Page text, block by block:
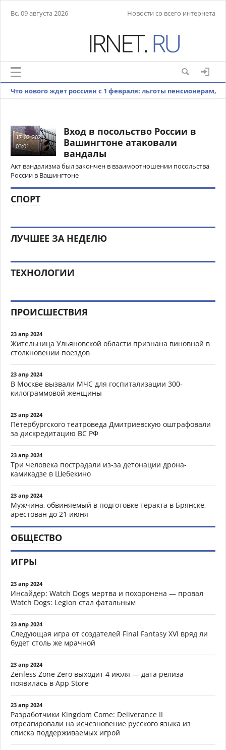
Вс, 09 августа 2026 Новости со всего интернета
Что нового ждет россиян с 1 февраля: льготы пенсионерам,
17-02-2024,
03:01
Вход в посольство России в
Вашингтоне атаковали
вандалы
Акт вандализма был закончен в взаимоотношении посольства
России в Вашингтоне
СПОРТ
ЛУЧШЕЕ ЗА НЕДЕЛЮ
ТЕХНОЛОГИИ
ПРОИСШЕСТВИЯ
23 апр 2024
Жительница Ульяновской области признана виновной в
столкновении поездов
23 апр 2024
В Москве вызвали МЧС для госпитализации 300-
килограммовой женщины
23 апр 2024
Петербургского театроведа Дмитриевскую оштрафовали
за дискредитацию ВС РФ
23 апр 2024
Три человека пострадали из-за детонации дрона-
камикадзе в Шебекино
23 апр 2024
Мужчина, обвиняемый в подготовке теракта в Брянске,
арестован до 21 июня
ОБЩЕСТВО
ИГРЫ
23 апр 2024
Инсайдер: Watch Dogs мертва и похоронена — провал
Watch Dogs: Legion стал фатальным
23 апр 2024
Следующая игра от создателей Final Fantasy XVI вряд ли
будет столь же мрачной
23 апр 2024
Zenless Zone Zero выходит 4 июля — дата релиза
появилась в App Store
23 апр 2024
Разработчики Kingdom Come: Deliverance II
отреагировали на исчезновение русского языка из
списка поддерживаемых игрой